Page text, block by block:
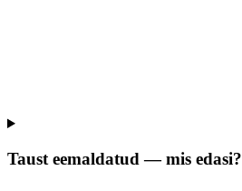
Taust eemaldatud — mis edasi?